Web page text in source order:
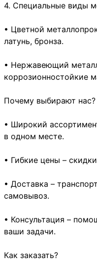
4. Специальные виды
• Цветной
латунь, бронза.
• Нержавеющий
коррозионностойкие
Почему выбирают нас?
• Широкий
в одном месте.
• Гибкие цены –
• Доставка –
самовывоз.
• Консультация –
ваши задачи.
Как заказать?